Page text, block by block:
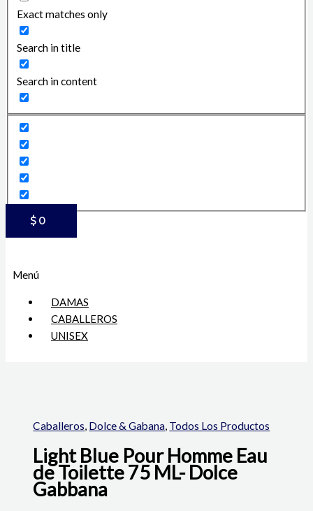
Exact matches only
Search in title
Search in content
$ 0
Menú
DAMAS
CABALLEROS
UNISEX
Caballeros, Dolce & Gabana, Todos Los Productos
Light Blue Pour Homme Eau
de Toilette 75 ML- Dolce
Gabbana